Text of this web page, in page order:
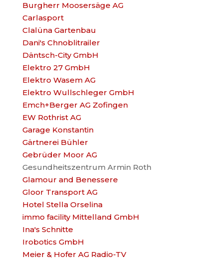
Burgherr Moosersäge AG
Carlasport
Clalüna Gartenbau
Dani's Chnoblitrailer
Däntsch-City GmbH
Elektro 27 GmbH
Elektro Wasem AG
Elektro Wullschleger GmbH
Emch+Berger AG Zofingen
EW Rothrist AG
Garage Konstantin
Gärtnerei Bühler
Gebrüder Moor AG
Gesundheitszentrum Armin Roth
Glamour and Benessere
Gloor Transport AG
Hotel Stella Orselina
immo facility Mittelland GmbH
Ina's Schnitte
Irobotics GmbH
Meier & Hofer AG Radio-TV